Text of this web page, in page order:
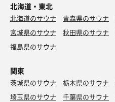
北海道・東北
北海道のサウナ 青森県のサウナ
宮城県のサウナ
秋田県のサウナ
福島県のサウナ
関東
茨城県のサウナ 栃木県のサウナ
埼玉県のサウナ
千葉県のサウナ